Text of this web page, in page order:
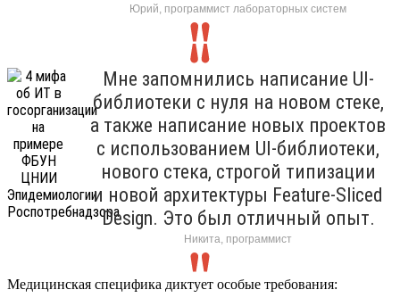
Юрий, программист лабораторных систем
Мне запомнились написание UI-
библиотеки с нуля на новом стеке,
а также написание новых проектов
с использованием UI-библиотеки,
нового стека, строгой типизации
и новой архитектуры Feature-Sliced
Design. Это был отличный опыт.
Никита, программист
Медицинская специфика диктует особые требования: